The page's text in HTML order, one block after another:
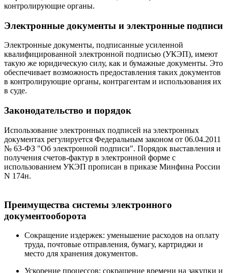
контролирующие органы.
Электронные документы и электронные подписи
Электронные документы, подписанные усиленной
квалифицированной электронной подписью (УКЭП), имеют
такую же юридическую силу, как и бумажные документы. Это
обеспечивает возможность предоставления таких документов
в контролирующие органы, контрагентам и использования их
в суде.
Законодательство и порядок
Использование электронных подписей на электронных
документах регулируется Федеральным законом от 06.04.2011
№ 63-ФЗ "Об электронной подписи". Порядок выставления и
получения счетов-фактур в электронной форме с
использованием УКЭП прописан в приказе Минфина России
N 174н.
Преимущества системы электронного
документооборота
Сокращение издержек: уменьшение расходов на оплату
труда, почтовые отправления, бумагу, картриджи и
место для хранения документов.
Ускорение процессов: сокращение времени на закупки и